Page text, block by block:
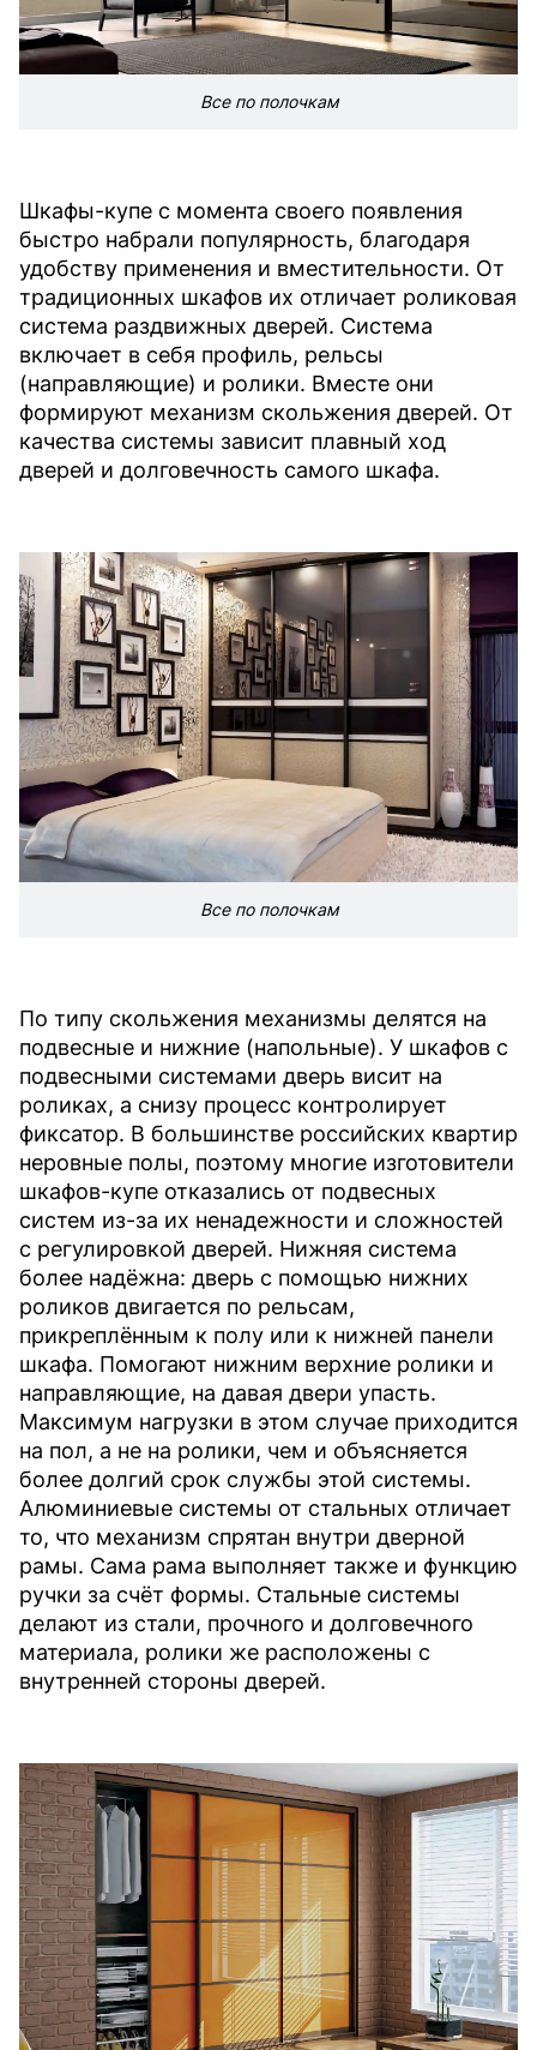
Все по полочкам
Шкафы-купе с момента своего появления
быстро набрали популярность, благодаря
удобству применения и вместительности. От
традиционных шкафов их отличает роликовая
система раздвижных дверей. Система
включает в себя профиль, рельсы
(направляющие) и ролики. Вместе они
формируют механизм скольжения дверей. От
качества системы зависит плавный ход
дверей и долговечность самого шкафа.
Все по полочкам
По типу скольжения механизмы делятся на
подвесные и нижние (напольные). У шкафов с
подвесными системами дверь висит на
роликах, а снизу процесс контролирует
фиксатор. В большинстве российских квартир
неровные полы, поэтому многие изготовители
шкафов-купе отказались от подвесных
систем из-за их ненадежности и сложностей
с регулировкой дверей. Нижняя система
более надёжна: дверь с помощью нижних
роликов двигается по рельсам,
прикреплённым к полу или к нижней панели
шкафа. Помогают нижним верхние ролики и
направляющие, на давая двери упасть.
Максимум нагрузки в этом случае приходится
на пол, а не на ролики, чем и объясняется
более долгий срок службы этой системы.
Алюминиевые системы от стальных отличает
то, что механизм спрятан внутри дверной
рамы. Сама рама выполняет также и функцию
ручки за счёт формы. Стальные системы
делают из стали, прочного и долговечного
материала, ролики же расположены с
внутренней стороны дверей.